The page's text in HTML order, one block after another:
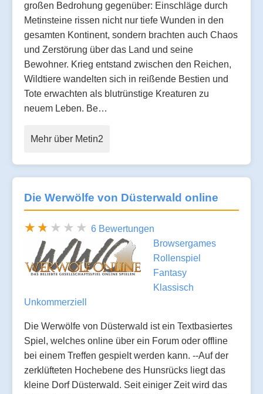
großen Bedrohung gegenüber: Einschläge durch
Metinsteine rissen nicht nur tiefe Wunden in den
gesamten Kontinent, sondern brachten auch Chaos
und Zerstörung über das Land und seine
Bewohner. Krieg entstand zwischen den Reichen,
Wildtiere wandelten sich in reißende Bestien und
Tote erwachten als blutrünstige Kreaturen zu
neuem Leben. Be…
Mehr über Metin2
Die Werwölfe von Düsterwald online
6 Bewertungen
Browsergames
Rollenspiel
Fantasy
Klassisch
Unkommerziell
Die Werwölfe von Düsterwald ist ein Textbasiertes
Spiel, welches online über ein Forum oder offline
bei einem Treffen gespielt werden kann. --Auf der
zerklüfteten Hochebene des Hunsrücks liegt das
kleine Dorf Düsterwald. Seit einiger Zeit wird das